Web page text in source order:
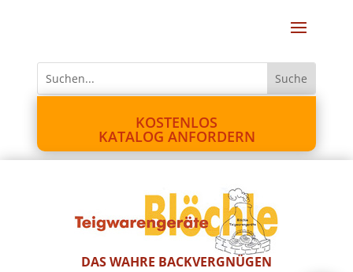
KOSTENLOS
KATALOG ANFORDERN
DAS WAHRE BACKVERGNÜGEN